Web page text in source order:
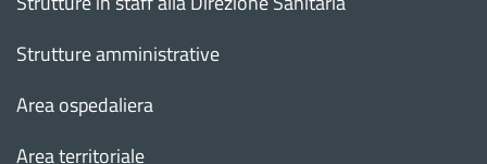
Strutture amministrative
Area ospedaliera
Area territoriale